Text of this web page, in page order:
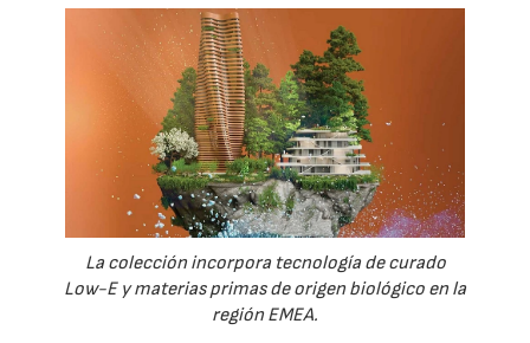
La colección incorpora tecnología de curado
Low-E y materias primas de origen biológico en la
región EMEA.